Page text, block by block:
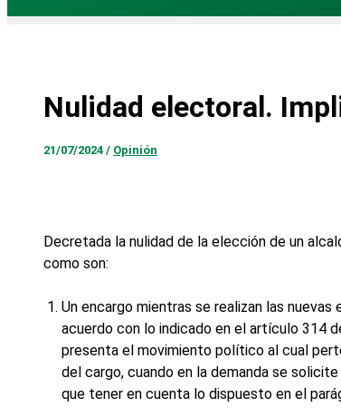
Nulidad electoral.
21/07/2024 / Opinión
Decretada la nulidad de la elección de un
como son:
Un encargo mientras se realizan las
acuerdo con lo indicado en el artículo 314
presenta el movimiento político al cual
del cargo, cuando en la demanda se
que tener en cuenta lo dispuesto en el